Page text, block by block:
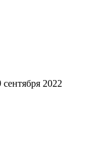
сентября 2022